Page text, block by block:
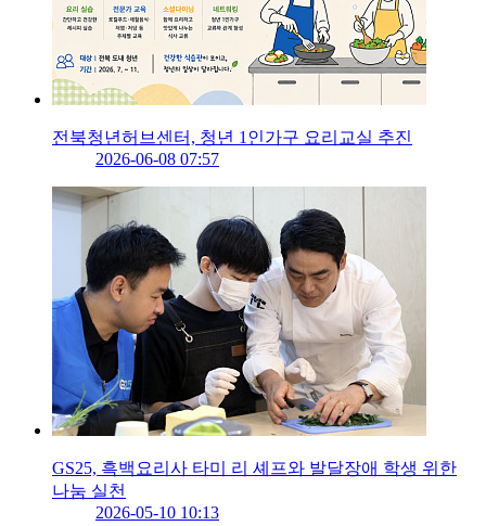
전북청년허브센터, 청년 1인가구 요리교실 추진
2026-06-08 07:57
GS25, 흑백요리사 타미 리 셰프와 발달장애 학생 위한
나눔 실천
2026-05-10 10:13